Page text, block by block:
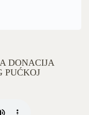
DONACIJA
PUĆKOJ